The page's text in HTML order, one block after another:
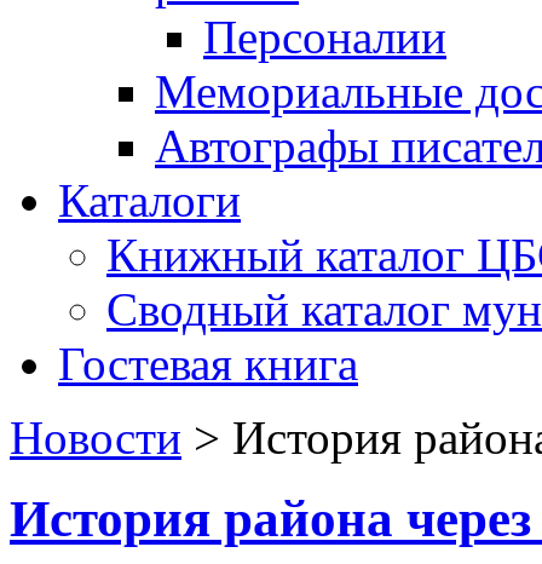
Персоналии
Мемориальные
Автографы
Каталоги
Книжный каталог
Сводный каталог
Гостевая книга
Новости > История
История района